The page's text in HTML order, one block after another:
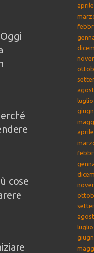
cose
luglio
luglio